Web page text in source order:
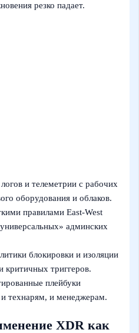
резко падает.
и телеметрии с рабочих
оборудования и облаков.
правилами East‑West
админских
блокировки и изоляции
критичных триггеров.
плейбуки
технарям, и менеджерам.
XDR как